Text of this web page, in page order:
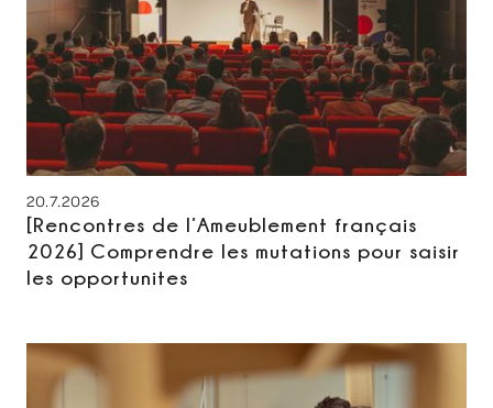
20.7.2026
[Rencontres de l’Ameublement français
2026] Comprendre les mutations pour saisir
les opportunites